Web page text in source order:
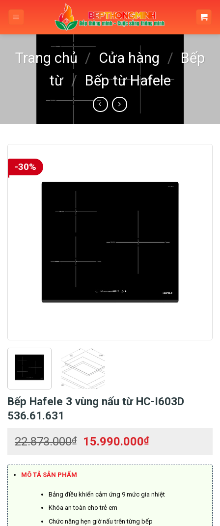
Trang chủ / Cửa hàng / Bếp
từ / Bếp từ Hafele
-30%
Bếp Hafele 3 vùng nấu từ HC-I603D
536.61.631
22.873.000₫
Giá
là:
15.990.000₫Giá
tại
15.990.000₫.
MÔ TẢ SẢN PHẨM
Bảng điều khiển cảm ứng 9 mức gia nhiệt
Khóa an toàn cho trẻ em
Chức năng hẹn giờ nấu trên từng bếp